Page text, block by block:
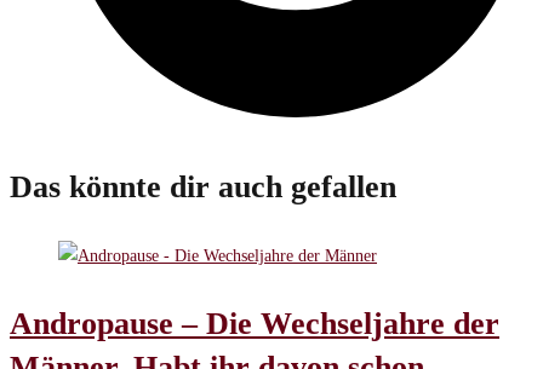
Das könnte dir auch gefallen
Andropause – Die Wechseljahre der